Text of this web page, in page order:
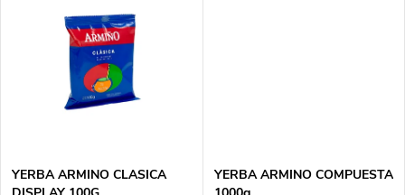
r
YERBA ARMINO CLASICA
YERBA ARMINO COMPUESTA